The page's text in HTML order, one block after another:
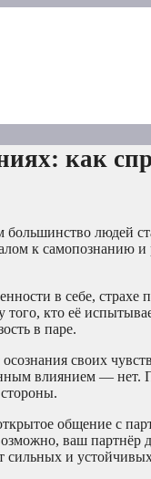
как
большинство людей
к самопознанию
в себе,
кто её
в паре.
своих
влиянием — нет.
общение с
ваш партнёр
сильных и